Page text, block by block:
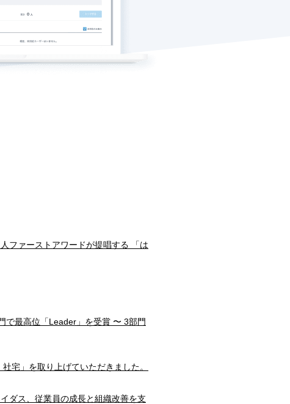
ファーストアワードが提唱する 「は
で最高位「Leader」を受賞 〜 3部門
宅」を取り上げていただきました。
ダス、従業員の成長と組織改善を支